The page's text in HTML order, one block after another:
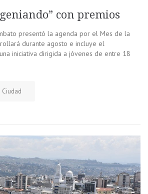
con premios
presentó la agenda por el Mes de la
durante agosto e incluye el
una iniciativa dirigida a jóvenes de entre 18
Ciudad